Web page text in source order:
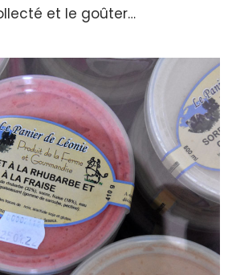
et le goûter…